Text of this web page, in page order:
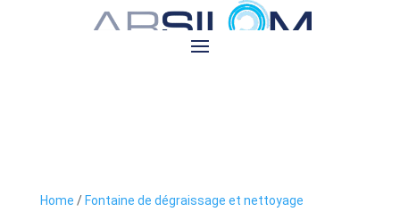
Home /Fontaine de dégraissage et nettoyage